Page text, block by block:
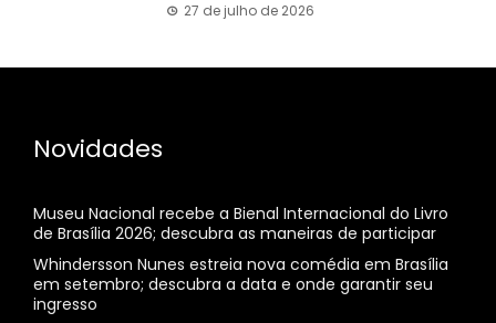
27 de julho de 2026
Novidades
Museu Nacional recebe a Bienal Internacional do Livro
de Brasília 2026; descubra as maneiras de participar
Whindersson Nunes estreia nova comédia em Brasília
em setembro; descubra a data e onde garantir seu
ingresso